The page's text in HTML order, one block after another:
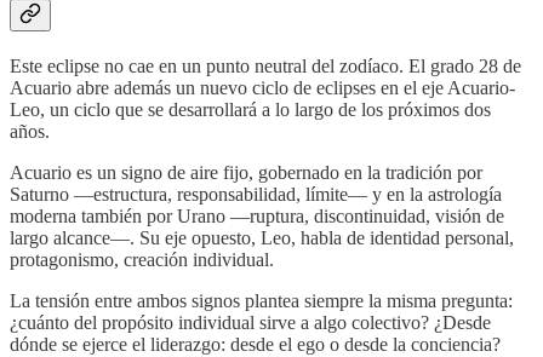
Este eclipse no cae en un punto neutral del zodíaco. El grado 28 de
Acuario abre además un nuevo ciclo de eclipses en el eje Acuario-
Leo, un ciclo que se desarrollará a lo largo de los próximos dos
años.
Acuario es un signo de aire fijo, gobernado en la tradición por
Saturno —estructura, responsabilidad, límite— y en la astrología
moderna también por Urano —ruptura, discontinuidad, visión de
largo alcance—. Su eje opuesto, Leo, habla de identidad personal,
protagonismo, creación individual.
La tensión entre ambos signos plantea siempre la misma pregunta:
¿cuánto del propósito individual sirve a algo colectivo? ¿Desde
dónde se ejerce el liderazgo: desde el ego o desde la conciencia?